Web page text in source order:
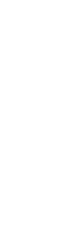
SERIE A